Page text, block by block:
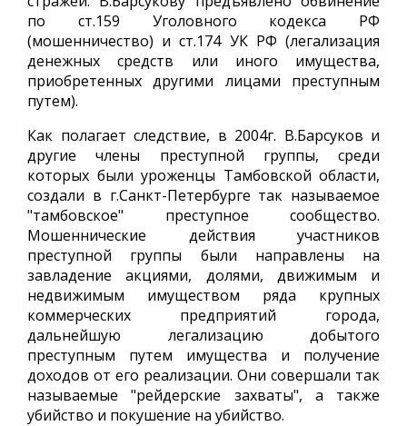
по ст.159 Уголовного кодекса РФ
(мошенничество) и ст.174 УК РФ (легализация
денежных средств или иного имущества,
приобретенных другими лицами преступным
путем).
Как полагает следствие, в 2004г. В.Барсуков и
другие члены преступной группы, среди
которых были уроженцы Тамбовской области,
создали в г.Санкт-Петербурге так называемое
"тамбовское" преступное сообщество.
Мошеннические действия участников
преступной группы были направлены на
завладение акциями, долями, движимым и
недвижимым имуществом ряда крупных
коммерческих предприятий города,
дальнейшую легализацию добытого
преступным путем имущества и получение
доходов от его реализации. Они совершали так
называемые "рейдерские захваты", а также
убийство и покушение на убийство.